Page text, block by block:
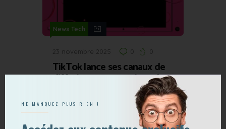
News Tech
23 novembre 2025 0 0
TikTok lance ses canaux de
diffusion : tout savoir sur les
NE MANQUEZ PLUS RIEN !